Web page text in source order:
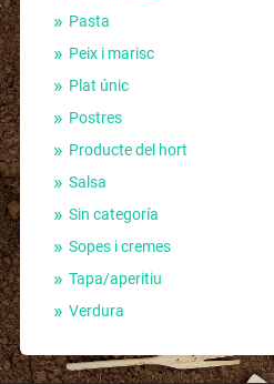
Pasta
Peix i marisc
Plat únic
Postres
Producte del hort
Salsa
Sin categoría
Sopes i cremes
Tapa/aperitiu
Verdura